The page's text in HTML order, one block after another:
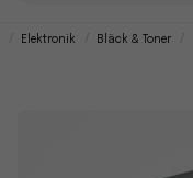
Elektronik Bläck & Toner